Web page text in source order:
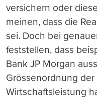
versichern oder
meinen, dass die
sei. Doch bei
feststellen, dass
Bank JP Morgan
Grössenordnung
Wirtschaftsleistung